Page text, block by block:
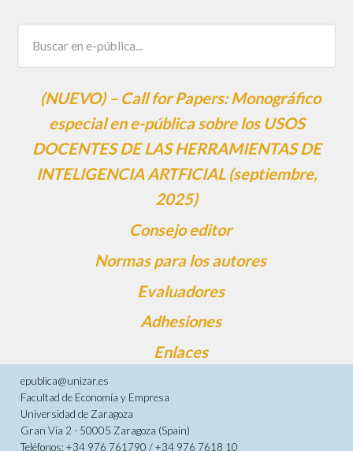
(NUEVO) – Call for Papers: Monográfico
especial en e-pública sobre los USOS
DOCENTES DE LAS HERRAMIENTAS DE
INTELIGENCIA ARTFICIAL (septiembre,
2025)
Consejo editor
Normas para los autores
Evaluadores
Adhesiones
Enlaces
epublica@unizar.es
Facultad de Economía y Empresa
Universidad de Zaragoza
Gran Vía 2 - 50005 Zaragoza (Spain)
Teléfonos: +34 976 761790 / +34 976 7618 10